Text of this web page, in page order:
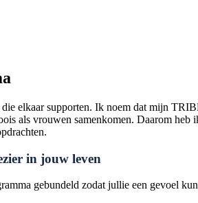
elkaar supporten. Ik noem dat mijn
als vrouwen samenkomen. Daarom
in jouw leven
gebundeld zodat jullie een gevoel